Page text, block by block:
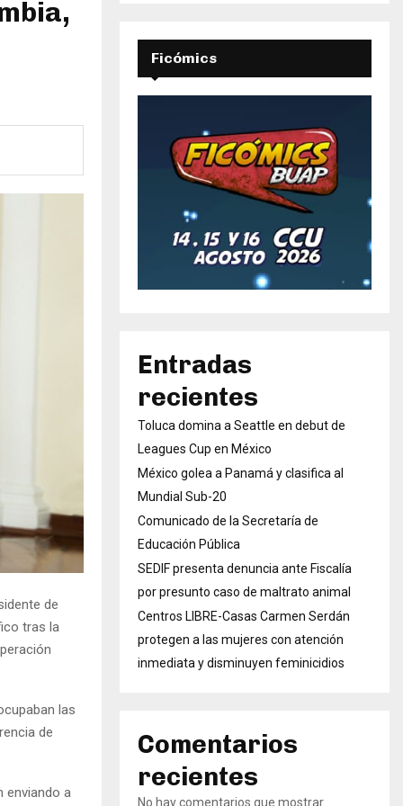
de
tras la
las
de
enviando a
Ficómics
Entradas
recientes
Toluca domina a Seattle en debut de
Leagues Cup en México
México golea a Panamá y clasifica al
Mundial Sub-20
Comunicado de la Secretaría de
Educación Pública
SEDIF presenta denuncia ante Fiscalía
por presunto caso de maltrato animal
Centros LIBRE-Casas Carmen Serdán
protegen a las mujeres con atención
inmediata y disminuyen feminicidios
Comentarios
recientes
No hay comentarios que mostrar.